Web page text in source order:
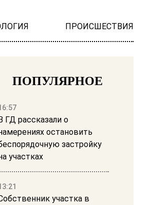
ПРОИСШЕСТВИЯ
ПОПУЛЯРНОЕ
ГД рассказали о
остановить
застройку
участках
участка в